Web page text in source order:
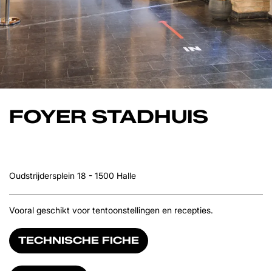
FOYER STADHUIS
Oudstrijdersplein 18 - 1500 Halle
Vooral geschikt voor tentoonstellingen en recepties.
TECHNISCHE FICHE